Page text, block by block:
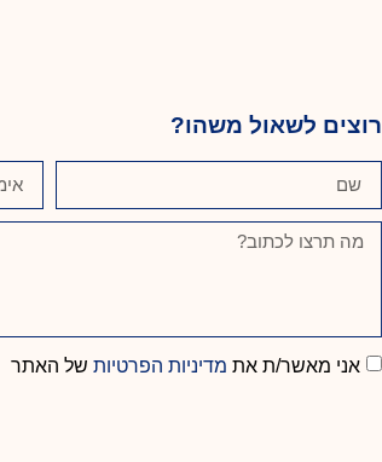
רוצים לשאול משהו?
אני מאשר/ת את מדיניות הפרטיות של האתר